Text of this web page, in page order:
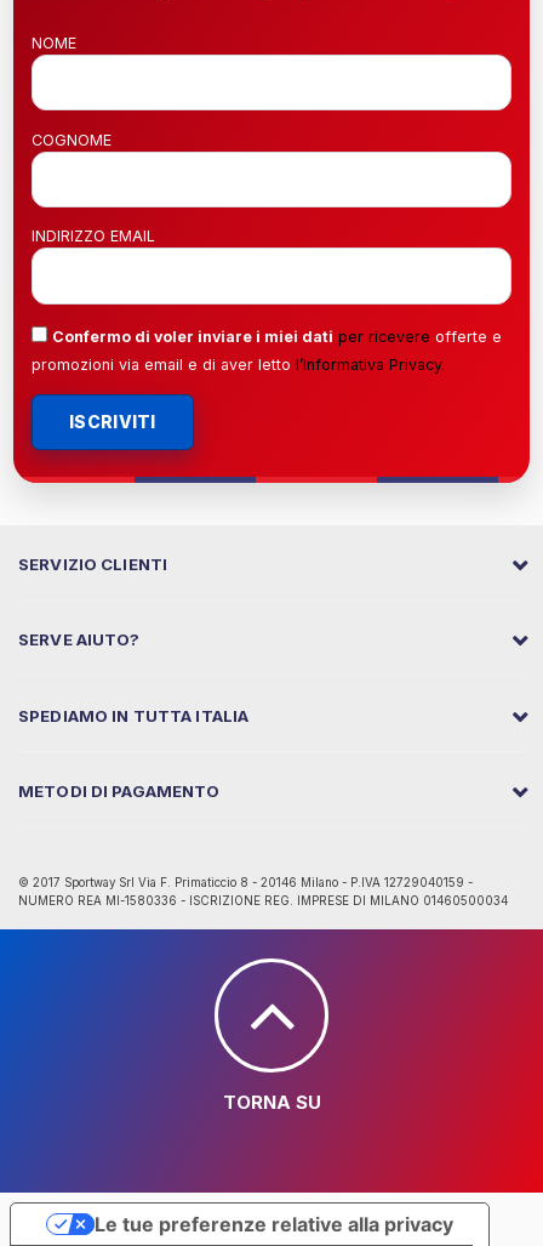
NOME
COGNOME
INDIRIZZO EMAIL
Confermo di voler inviare i miei dati per ricevere offerte e
promozioni via email e di aver letto l’Informativa Privacy.
ISCRIVITI
SERVIZIO CLIENTI
SERVE AIUTO?
SPEDIAMO IN TUTTA ITALIA
METODI DI PAGAMENTO
© 2017 Sportway Srl Via F. Primaticcio 8 - 20146 Milano - P.IVA 12729040159 -
NUMERO REA MI-1580336 - ISCRIZIONE REG. IMPRESE DI MILANO 01460500034
TORNA SU
Le tue preferenze relative alla privacy